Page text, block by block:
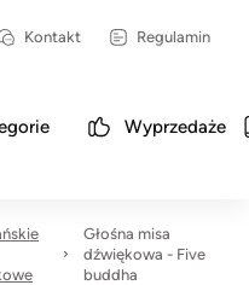
Kontakt Regulamin
Wyprzedaże
Głośna misa
dźwiękowa - Five
buddha